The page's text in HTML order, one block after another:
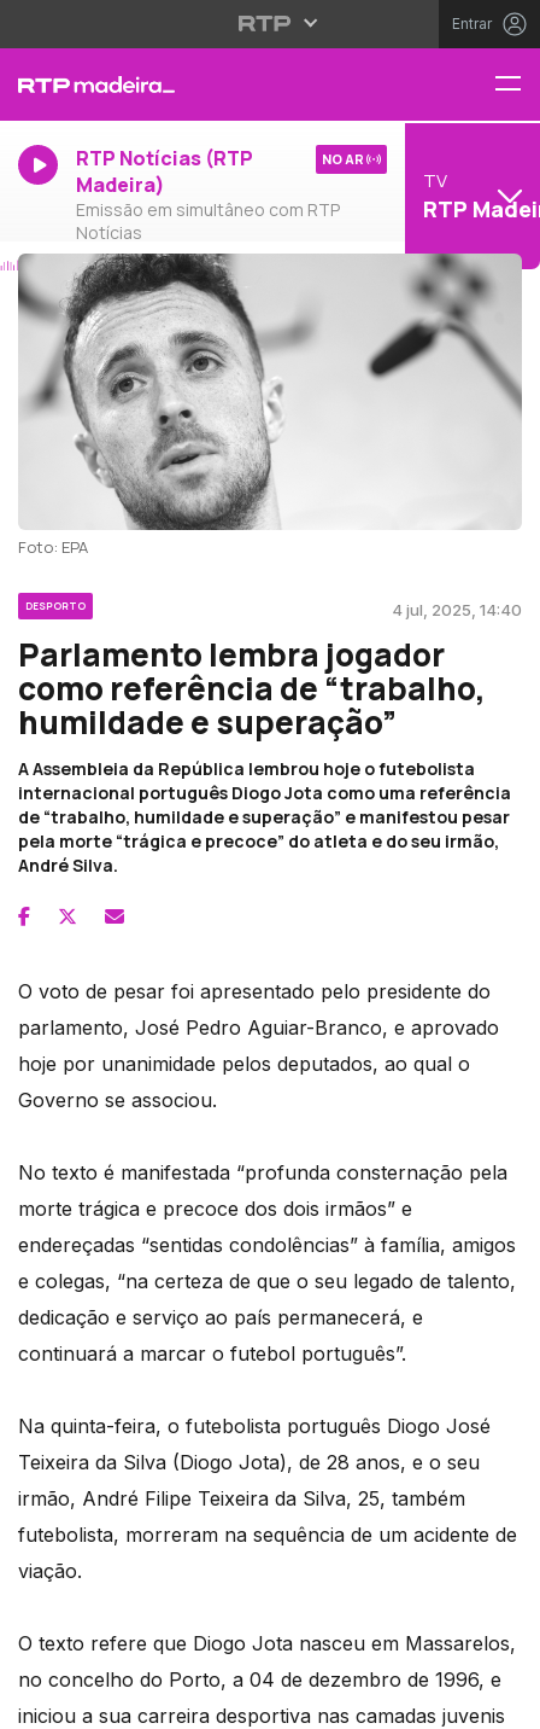
Entrar
RTP Notícias (RTP
Madeira)
Emissão em simultâneo com RTP
Notícias
NO AR
TV
RTP
Foto: EPA
DESPORTO 4 jul, 2025, 14:40
Parlamento lembra jogador
como referência de “trabalho,
humildade e superação”
A Assembleia da República lembrou hoje o futebolista
internacional português Diogo Jota como uma referência
de “trabalho, humildade e superação” e manifestou pesar
pela morte “trágica e precoce” do atleta e do seu irmão,
André Silva.
O voto de pesar foi apresentado pelo presidente do
parlamento, José Pedro Aguiar-Branco, e aprovado
hoje por unanimidade pelos deputados, ao qual o
Governo se associou.
No texto é manifestada “profunda consternação pela
morte trágica e precoce dos dois irmãos” e
endereçadas “sentidas condolências” à família, amigos
e colegas, “na certeza de que o seu legado de talento,
dedicação e serviço ao país permanecerá, e
continuará a marcar o futebol português”.
Na quinta-feira, o futebolista português Diogo José
Teixeira da Silva (Diogo Jota), de 28 anos, e o seu
irmão, André Filipe Teixeira da Silva, 25, também
futebolista, morreram na sequência de um acidente de
viação.
O texto refere que Diogo Jota nasceu em Massarelos,
no concelho do Porto, a 04 de dezembro de 1996, e
iniciou a sua carreira desportiva nas camadas juvenis